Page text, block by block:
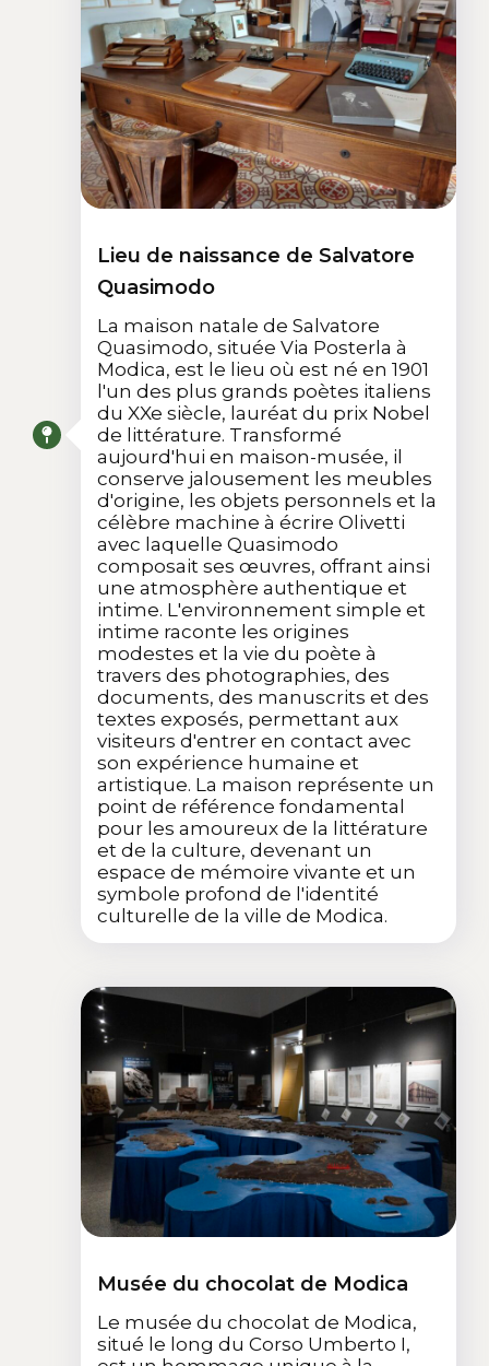
Lieu de naissance de Salvatore
Quasimodo
La maison natale de Salvatore
Quasimodo, située Via Posterla à
Modica, est le lieu où est né en 1901
l'un des plus grands poètes italiens
du XXe siècle, lauréat du prix Nobel
de littérature. Transformé
aujourd'hui en maison-musée, il
conserve jalousement les meubles
d'origine, les objets personnels et la
célèbre machine à écrire Olivetti
avec laquelle Quasimodo
composait ses œuvres, offrant ainsi
une atmosphère authentique et
intime. L'environnement simple et
intime raconte les origines
modestes et la vie du poète à
travers des photographies, des
documents, des manuscrits et des
textes exposés, permettant aux
visiteurs d'entrer en contact avec
son expérience humaine et
artistique. La maison représente un
point de référence fondamental
pour les amoureux de la littérature
et de la culture, devenant un
espace de mémoire vivante et un
symbole profond de l'identité
culturelle de la ville de Modica.
Musée du chocolat de Modica
Le musée du chocolat de Modica,
situé le long du Corso Umberto I,